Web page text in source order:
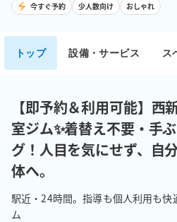
今すぐ予約 少人数向け おしゃれ
トップ 設備・サービス ス
【即予約＆利用可能】
室ジム✨着替え不要・手
グ！人目を気にせず、自
体へ。
駅近・24時間。指導も個人利用も
ム